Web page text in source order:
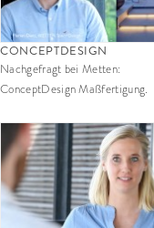
CONCEPTDESIGN
Nachgefragt bei Metten:
ConceptDesign Maßfertigung.